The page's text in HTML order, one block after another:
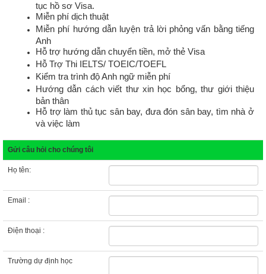
tục hồ sơ Visa.
Miễn phí dịch thuật
Miễn phí hướng dẫn luyện trả lời phỏng vấn bằng tiếng
Anh
Hỗ trợ hướng dẫn chuyển tiền, mở thẻ Visa
Hỗ Trợ Thi IELTS/ TOEIC/TOEFL
Kiểm tra trình độ Anh ngữ miễn phí
Hướng dẫn cách viết thư xin học bổng, thư giới thiệu
bản thân
Hỗ trợ làm thủ tục sân bay, đưa đón sân bay, tìm nhà ở
và việc làm
Gửi câu hỏi cho chúng tôi
Họ tên:
Email :
Điện thoại :
Trường dự định học